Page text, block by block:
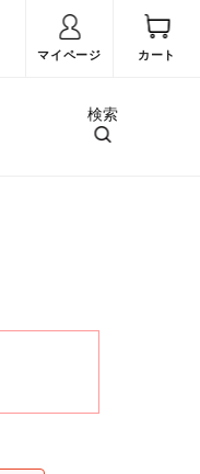
マイページ カート
検索